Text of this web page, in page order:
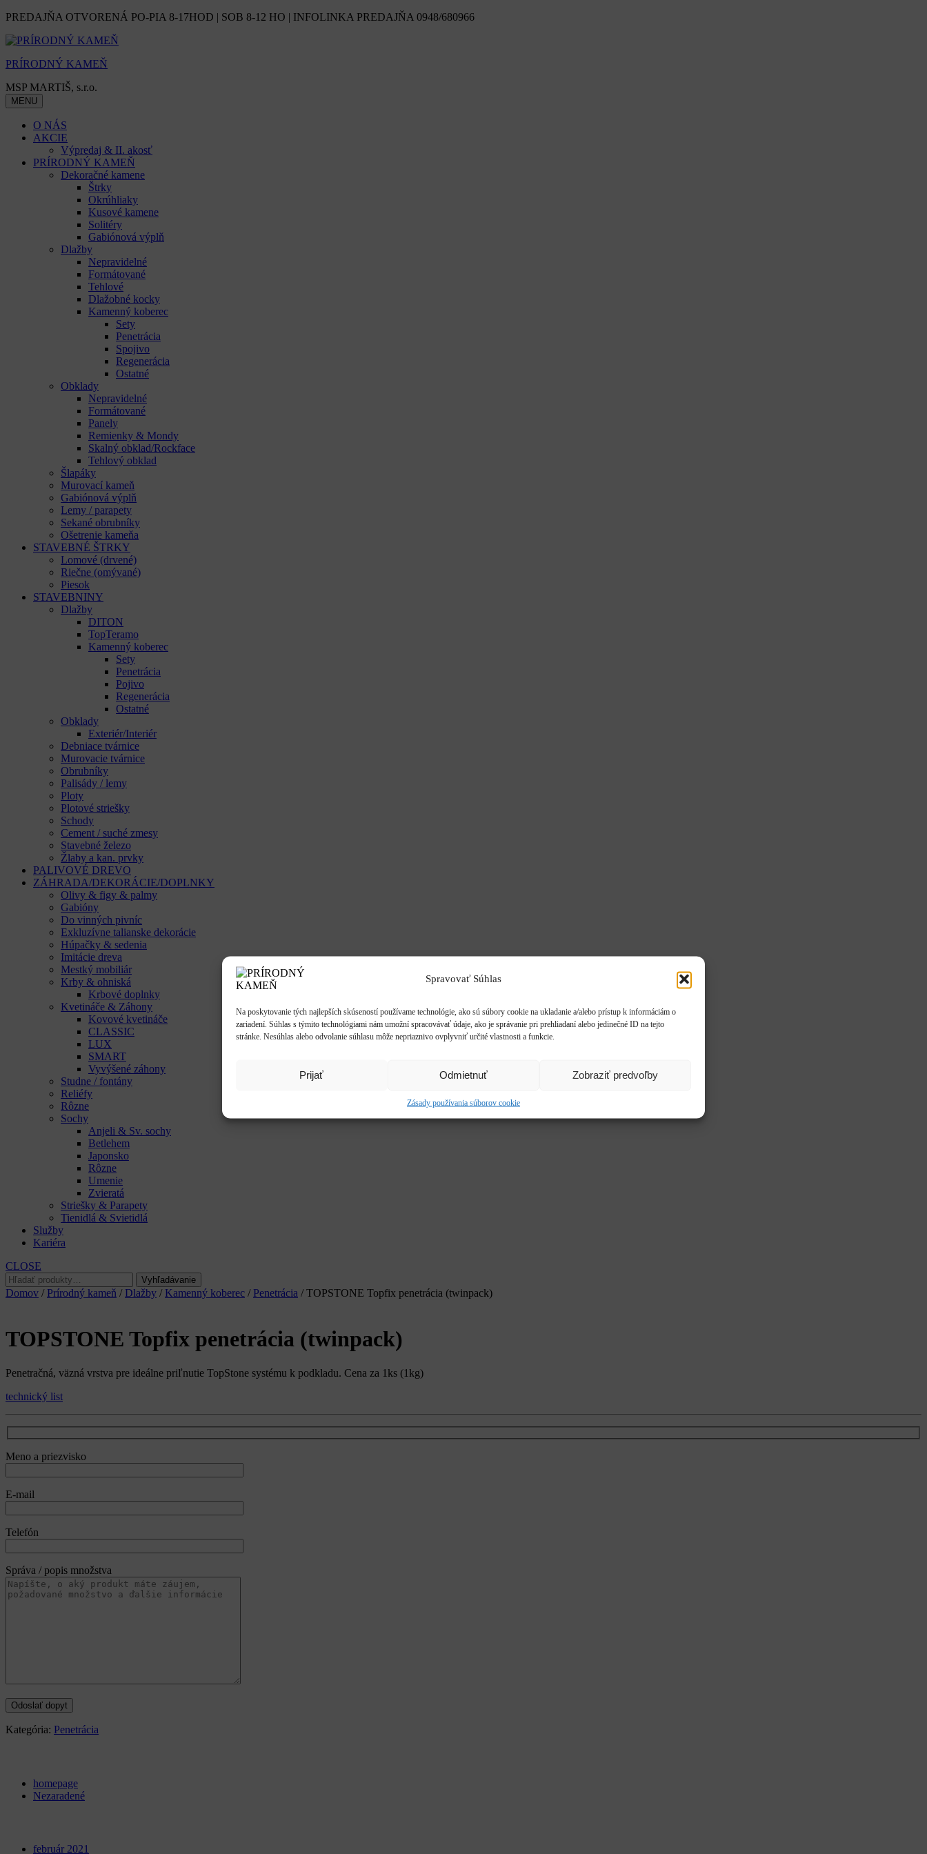
Spravovať Súhlas
Na poskytovanie tých najlepších skúseností používame technológie, ako sú súbory cookie na ukladanie a/alebo prístup k informáciám o
zariadení. Súhlas s týmito technológiami nám umožní spracovávať údaje, ako je správanie pri prehliadaní alebo jedinečné ID na tejto
stránke. Nesúhlas alebo odvolanie súhlasu môže nepriaznivo ovplyvniť určité vlastnosti a funkcie.
Prijať Odmietnuť Zobraziť predvoľby
Zásady používania súborov cookie
Skip
content
PREDAJŇA OTVORENÁ PO-PIA 8-17HOD | SOB 8-12 HO | INFOLINKA PREDAJŇA 0948/680966
PRÍRODNÝ KAMEŇ
MSP MARTIŠ, s.r.o.
MENU
O NÁS
AKCIE
Výpredaj & II. akosť
PRÍRODNÝ KAMEŇ
Dekoračné kamene
Štrky
Okrúhliaky
Kusové kamene
Solitéry
Gabiónová výplň
Dlažby
Nepravidelné
Formátované
Tehlové
Dlažobné kocky
Kamenný koberec
Sety
Penetrácia
Spojivo
Regenerácia
Ostatné
Obklady
Nepravidelné
Formátované
Panely
Remienky & Mondy
Skalný obklad/Rockface
Tehlový obklad
Šlapáky
Murovací kameň
Gabiónová výplň
Lemy / parapety
Sekané obrubníky
Ošetrenie kameňa
STAVEBNÉ ŠTRKY
Lomové (drvené)
Riečne (omývané)
Piesok
STAVEBNINY
Dlažby
DITON
TopTeramo
Kamenný koberec
Sety
Penetrácia
Pojivo
Regenerácia
Ostatné
Obklady
Exteriér/Interiér
Debniace tvárnice
Murovacie tvárnice
Obrubníky
Palisády / lemy
Ploty
Plotové striešky
Schody
Cement / suché zmesy
Stavebné železo
Žlaby a kan. prvky
PALIVOVÉ DREVO
ZÁHRADA/DEKORÁCIE/DOPLNKY
Olivy & figy & palmy
Gabióny
Do vinných pivníc
Exkluzívne talianske dekorácie
Húpačky & sedenia
Imitácie dreva
Mestký mobiliár
Krby & ohniská
Krbové doplnky
Kvetináče & Záhony
Kovové kvetináče
CLASSIC
LUX
SMART
Vyvýšené záhony
Studne / fontány
Reliéfy
Rôzne
Sochy
Anjeli & Sv. sochy
Betlehem
Japonsko
Rôzne
Umenie
Zvieratá
Striešky & Parapety
Tienidlá & Svietidlá
Služby
Kariéra
CLOSE
Hľadať:
Vyhľadávanie
Domov / Prírodný kameň / Dlažby / Kamenný koberec / Penetrácia / TOPSTONE Topfix penetrácia (twinpack)
TOPSTONE Topfix penetrácia (twinpack)
Penetračná, väzná vrstva pre ideálne priľnutie TopStone systému k podkladu. Cena za 1ks (1kg)
technický list
Meno a priezvisko
E-mail
Telefón
Správa / popis množstva
Kategória: Penetrácia
homepage
Nezaradené
február 2021